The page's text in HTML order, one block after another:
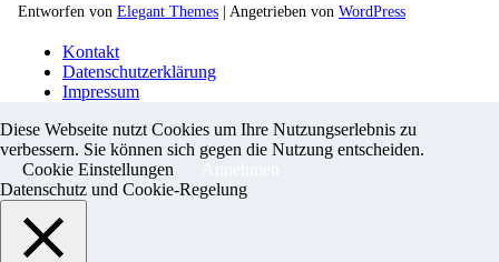
Entworfen von Elegant Themes | Angetrieben von WordPress
Kontakt
Datenschutzerklärung
Impressum
Diese Webseite nutzt Cookies um Ihre Nutzungserlebnis zu
verbessern. Sie können sich gegen die Nutzung entscheiden.
Cookie Einstellungen
Datenschutz und Cookie-Regelung